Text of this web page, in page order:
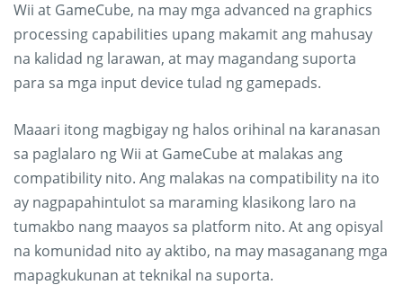
Wii at GameCube, na may mga advanced na graphics
processing capabilities upang makamit ang mahusay
na kalidad ng larawan, at may magandang suporta
para sa mga input device tulad ng gamepads.
Maaari itong magbigay ng halos orihinal na karanasan
sa paglalaro ng Wii at GameCube at malakas ang
compatibility nito. Ang malakas na compatibility na ito
ay nagpapahintulot sa maraming klasikong laro na
tumakbo nang maayos sa platform nito. At ang opisyal
na komunidad nito ay aktibo, na may masaganang mga
mapagkukunan at teknikal na suporta.